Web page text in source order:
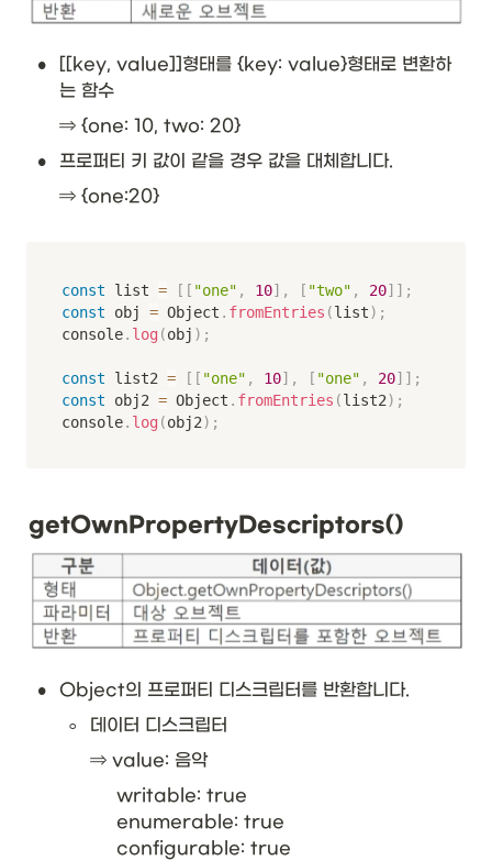
•
[[key, value]]형태를 {key: value}형태로 변환하
는 함수
⇒ {one: 10, two: 20}
•
프로퍼티 키 값이 같을 경우 값을 대체합니다.
⇒ {one:20}
const list = [ [ "one" , 10] , [ "two" , 20] ] ;
const obj = Object . fromEntries (list) ;
console. log (obj ) ;
const list2 = [ [ "one" , 10] , [ "one" , 20] ] ;
const obj2 = Object . fromEntries (list2) ;
console. log (obj2) ;
getOwnPropertyDescriptors()
• Object의 프로퍼티 디스크립터를 반환합니다.
◦
데이터 디스크립터
⇒ value: 음악
writable: true
enumerable: true
configurable: true